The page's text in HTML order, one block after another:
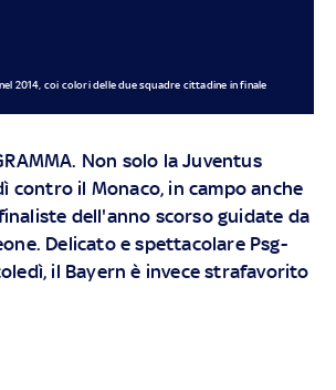
2014, coi colori delle due squadre cittadine in finale
. Non solo la Juventus
contro il Monaco, in campo anche
dell'anno scorso guidate da
Delicato e spettacolare Psg-
il Bayern è invece strafavorito